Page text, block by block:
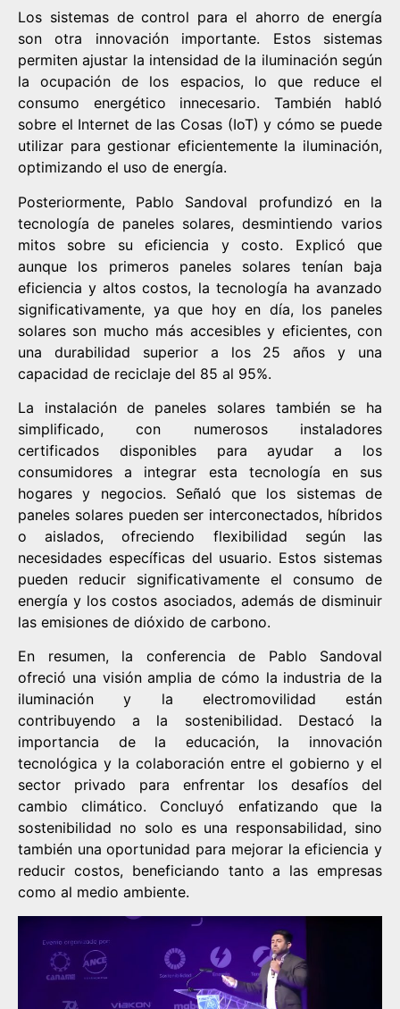
Los sistemas de control para el ahorro de energía
son otra innovación importante. Estos sistemas
permiten ajustar la intensidad de la iluminación según
la ocupación de los espacios, lo que reduce el
consumo energético innecesario. También habló
sobre el Internet de las Cosas (IoT) y cómo se puede
utilizar para gestionar eficientemente la iluminación,
optimizando el uso de energía.
Posteriormente, Pablo Sandoval profundizó en la
tecnología de paneles solares, desmintiendo varios
mitos sobre su eficiencia y costo. Explicó que
aunque los primeros paneles solares tenían baja
eficiencia y altos costos, la tecnología ha avanzado
significativamente, ya que hoy en día, los paneles
solares son mucho más accesibles y eficientes, con
una durabilidad superior a los 25 años y una
capacidad de reciclaje del 85 al 95%.
La instalación de paneles solares también se ha
simplificado, con numerosos instaladores
certificados disponibles para ayudar a los
consumidores a integrar esta tecnología en sus
hogares y negocios. Señaló que los sistemas de
paneles solares pueden ser interconectados, híbridos
o aislados, ofreciendo flexibilidad según las
necesidades específicas del usuario. Estos sistemas
pueden reducir significativamente el consumo de
energía y los costos asociados, además de disminuir
las emisiones de dióxido de carbono.
En resumen, la conferencia de Pablo Sandoval
ofreció una visión amplia de cómo la industria de la
iluminación y la electromovilidad están
contribuyendo a la sostenibilidad. Destacó la
importancia de la educación, la innovación
tecnológica y la colaboración entre el gobierno y el
sector privado para enfrentar los desafíos del
cambio climático. Concluyó enfatizando que la
sostenibilidad no solo es una responsabilidad, sino
también una oportunidad para mejorar la eficiencia y
reducir costos, beneficiando tanto a las empresas
como al medio ambiente.